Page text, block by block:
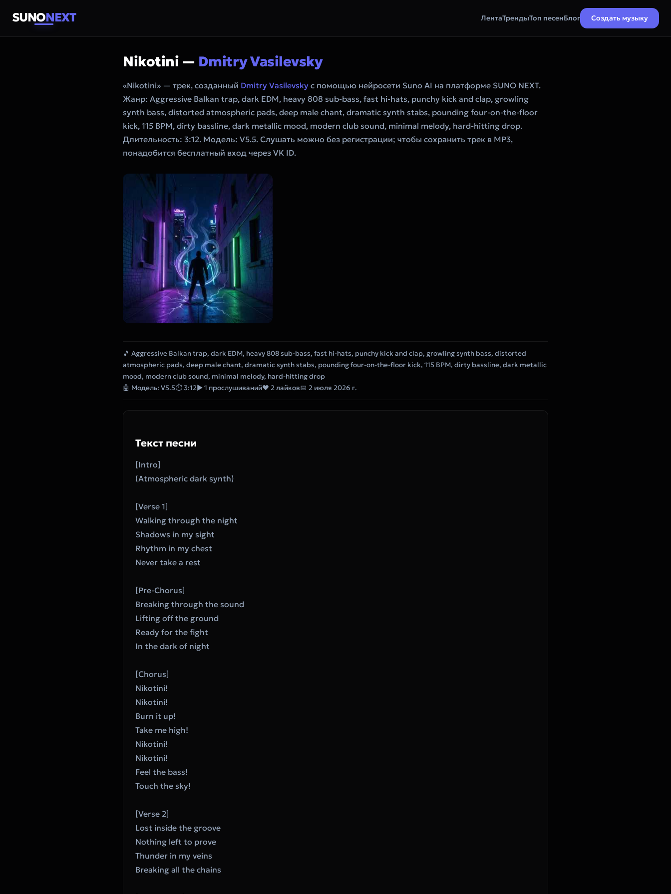
SUNONEXT ЛентаТрендыТоп песенБлог Создать музыку
Nikotini — Dmitry Vasilevsky
«Nikotini» — трек, созданный Dmitry Vasilevsky с помощью нейросети Suno AI на платформе SUNO NEXT.
Жанр: Aggressive Balkan trap, dark EDM, heavy 808 sub-bass, fast hi-hats, punchy kick and clap, growling
synth bass, distorted atmospheric pads, deep male chant, dramatic synth stabs, pounding four-on-the-floor
kick, 115 BPM, dirty bassline, dark metallic mood, modern club sound, minimal melody, hard-hitting drop.
Длительность: 3:12. Модель: V5.5. Слушать можно без регистрации; чтобы сохранить трек в MP3,
понадобится бесплатный вход через VK ID.
🎵 Aggressive Balkan trap, dark EDM, heavy 808 sub-bass, fast hi-hats, punchy kick and clap, growling synth bass, distorted
atmospheric pads, deep male chant, dramatic synth stabs, pounding four-on-the-floor kick, 115 BPM, dirty bassline, dark metallic
mood, modern club sound, minimal melody, hard-hitting drop
🤖 Модель: V5.5⏱ 3:12▶ 1 прослушиваний❤ 2 лайков📅 2 июля 2026 г.
Текст песни
[Intro]
(Atmospheric dark synth)
[Verse 1]
Walking through the night
Shadows in my sight
Rhythm in my chest
Never take a rest
[Pre-Chorus]
Breaking through the sound
Lifting off the ground
Ready for the fight
In the dark of night
[Chorus]
Nikotini!
Nikotini!
Burn it up!
Take me high!
Nikotini!
Nikotini!
Feel the bass!
Touch the sky!
[Verse 2]
Lost inside the groove
Nothing left to prove
Thunder in my veins
Breaking all the chains